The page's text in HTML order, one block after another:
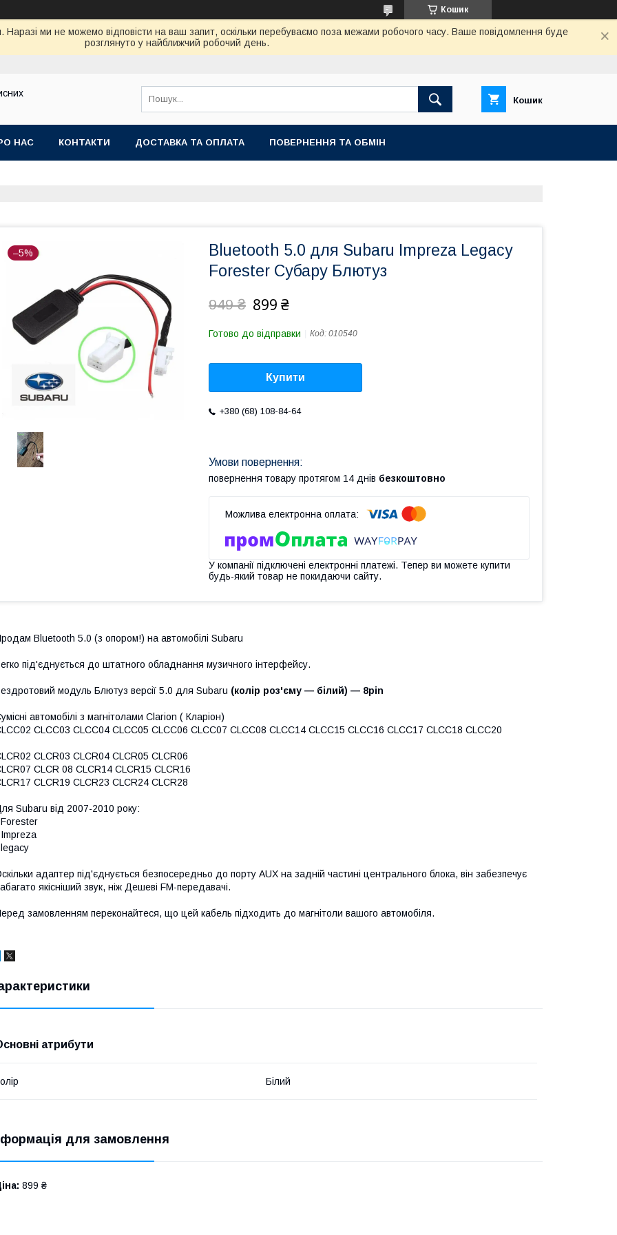
Кошик
ми не можемо відповісти на ваш запит, оскільки перебуваємо поза межами робочого часу. Ваше повідомлення буде
розглянуто у найближчий робочий день.
Кошик
НАС КОНТАКТИ ДОСТАВКА ТА ОПЛАТА ПОВЕРНЕННЯ ТА ОБМІН
–5%
Bluetooth 5.0 для Subaru Impreza Legacy
Forester Субару Блютуз
949 ₴ 899 ₴
Готово до відправки Код: 010540
Купити
+380 (68) 108-84-64
повернення товару протягом 14 днів безкоштовно
У компанії підключені електронні платежі. Тепер ви можете купити
будь-який товар не покидаючи сайту.
Bluetooth 5.0 (з опором!) на автомобілі Subaru
під'єднується до штатного обладнання музичного інтерфейсу.
модуль Блютуз версії 5.0 для Subaru (колір роз'єму — білий) — 8pin
автомобілі з магнітолами Clarion ( Кларіон)
CLCC03 CLCC04 CLCC05 CLCC06 CLCC07 CLCC08 CLCC14 CLCC15 CLCC16 CLCC17 CLCC18 CLCC20
CLCR03 CLCR04 CLCR05 CLCR06
CLCR 08 CLCR14 CLCR15 CLCR16
CLCR19 CLCR23 CLCR24 CLCR28
Subaru від 2007-2010 року:
адаптер під'єднується безпосередньо до порту AUX на задній частині центрального блока, він забезпечує
якісніший звук, ніж Дешеві FM-передавачі.
замовленням переконайтеся, що цей кабель підходить до магнітоли вашого автомобіля.
атрибути
Білий
для замовлення
899 ₴